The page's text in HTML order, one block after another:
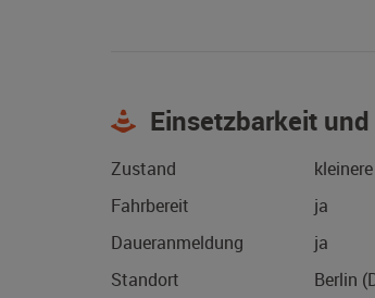
Einsetzbarkeit
Zustand
Fahrbereit
ja
Daueranmeldung
ja
Standort
Berlin